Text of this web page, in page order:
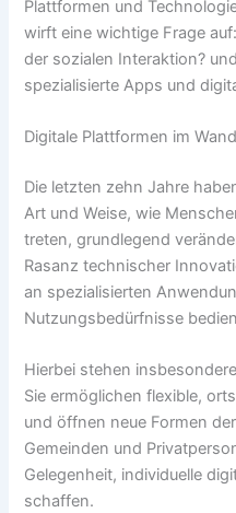
Plattformen und
wirft eine wichtige Frage
der sozialen Interaktion?
spezialisierte Apps und
Digitale Plattformen im
Die letzten zehn Jahre
Art und Weise, wie
treten, grundlegend
Rasanz technischer
an spezialisierten
Nutzungsbedürfnisse
Hierbei stehen
Sie ermöglichen flexible,
und öffnen neue Formen
Gemeinden und
Gelegenheit, individuelle
schaffen.